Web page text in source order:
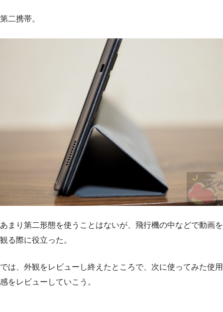
第二携帯。
あまり第二形態を使うことはないが、飛行機の中などで動画を
観る際に役立った。
では、外観をレビューし終えたところで、次に使ってみた使用
感をレビューしていこう。